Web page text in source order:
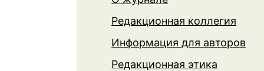
Редакционная коллегия
Информация для авторов
Редакционная этика